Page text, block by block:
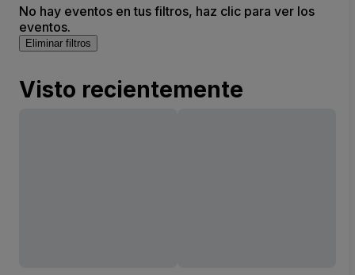
No hay eventos en tus filtros, haz clic para ver los
eventos.
Eliminar filtros
Visto recientemente